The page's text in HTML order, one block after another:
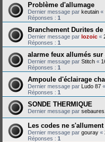
Problème d'allumage
Dernier message par keutain «
Réponses : 1
Branchement Durites
Dernier message par lozoic «
Réponses : 1
alarme feux allumés sur
Dernier message par Stitch «
Réponses : 1
Ampoule d'éclairage
Dernier message par Ludo 87 «
Réponses : 1
SONDE THERMIQUE
Dernier message par
Les codes ne s'allument
Dernier message par gouray «
Réponses : 1